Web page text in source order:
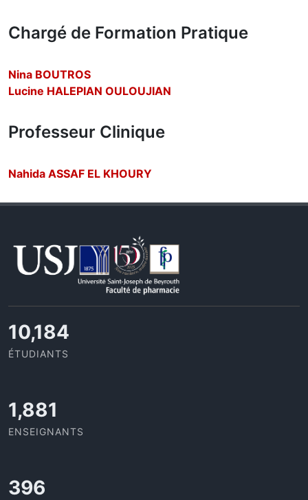
Chargé de Formation Pratique
Nina BOUTROS
Lucine HALEPIAN OULOUJIAN
Professeur Clinique
Nahida ASSAF EL KHOURY
11,727
ÉTUDIANTS
2,142
ENSEIGNANTS
437